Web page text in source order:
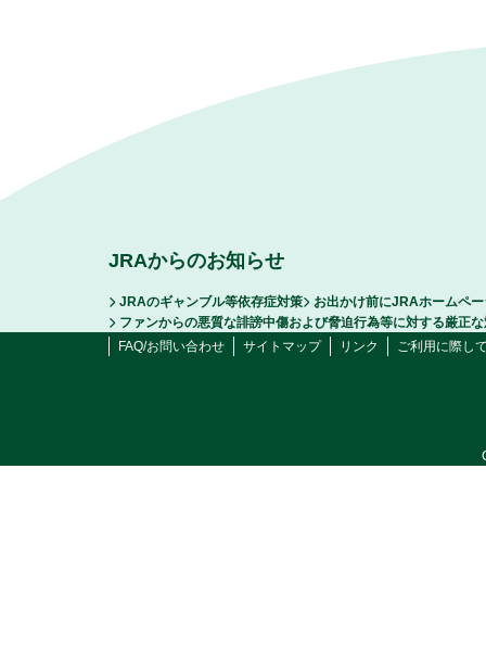
JRAからのお知らせ
JRAのギャンブル等依存症対策
お出かけ前にJRAホームペ
ファンからの悪質な誹謗中傷および脅迫行為等に対する厳正
FAQ/お問い合わせ
サイトマップ リンク ご利用に際し